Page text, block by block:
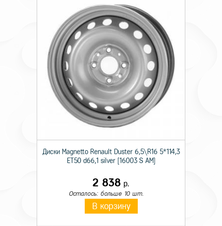
Диски Magnetto Renault Duster 6,5\R16 5*114,3
ET50 d66,1 silver [16003 S AM]
2 838 р.
Осталось: больше 10 шт.
В корзину